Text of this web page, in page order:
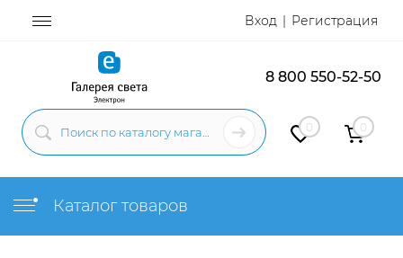
Вход Регистрация
8 800 550-52-50
0 0
Каталог товаров